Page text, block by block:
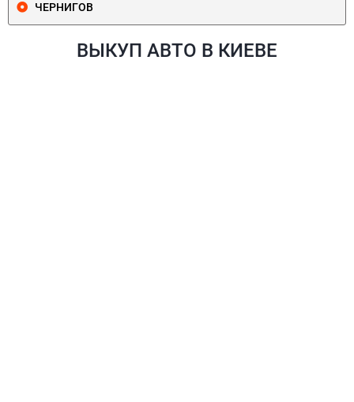
ЧЕРНИГОВ
ВЫКУП АВТО В КИЕВЕ